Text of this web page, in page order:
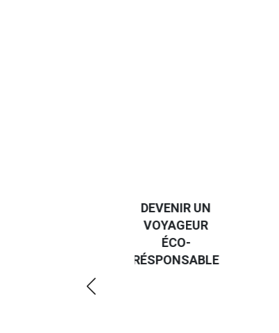
GUIDE DES
EMMERDES
2025